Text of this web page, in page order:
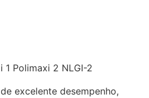
Polimaxi 2 NLGI-2
excelente desempenho,